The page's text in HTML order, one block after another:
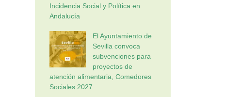
Incidencia Social y Política en
Andalucía
El Ayuntamiento de
Sevilla convoca
subvenciones para
proyectos de
atención alimentaria, Comedores
Sociales 2027